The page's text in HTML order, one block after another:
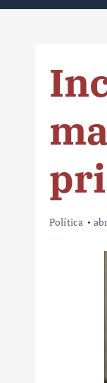
Política